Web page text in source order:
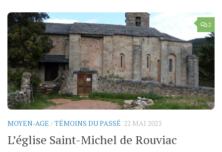
2
MOYEN-AGE /TÉMOINS DU PASSÉ 22 MAI 2023
L’église Saint-Michel de Rouviac